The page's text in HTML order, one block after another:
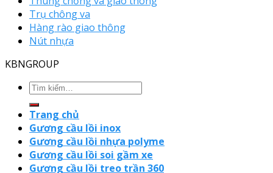
Trụ chông va
Hàng rào giao thông
Nút nhựa
KBNGROUP
Trang chủ
Gương cầu lồi inox
Gương cầu lồi nhựa polyme
Gương cầu lồi soi gầm xe
Gương cầu lồi treo trần 360